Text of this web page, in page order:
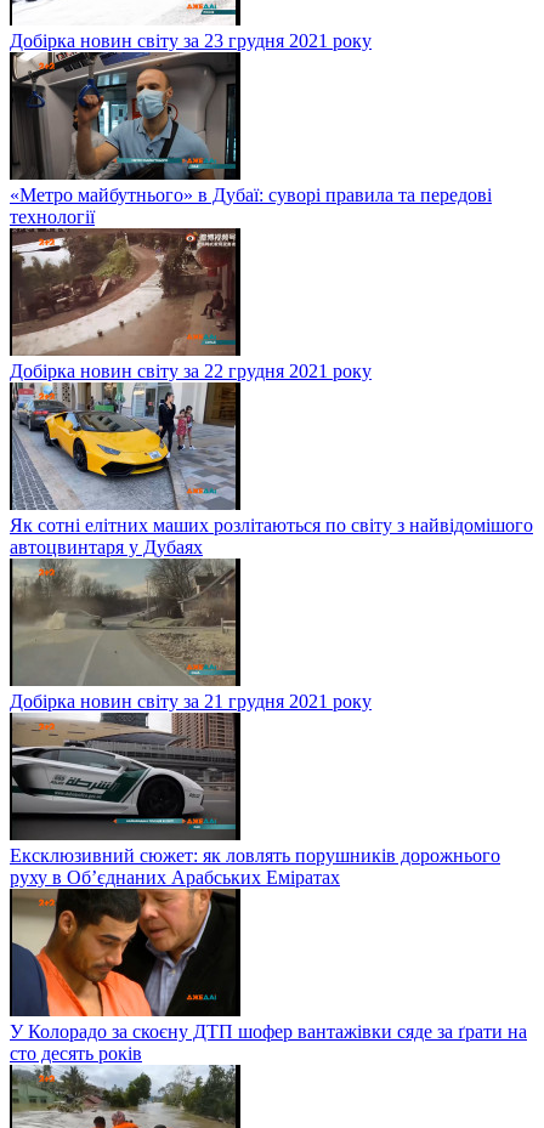
Добірка новин світу за 23 грудня 2021 року
«Метро майбутнього» в Дубаї: суворі правила та передові
технології
Добірка новин світу за 22 грудня 2021 року
Як сотні елітних маших розлітаються по світу з найвідомішого
автоцвинтаря у Дубаях
Добірка новин світу за 21 грудня 2021 року
Ексклюзивний сюжет: як ловлять порушників дорожнього
руху в Об’єднаних Арабських Еміратах
У Колорадо за скоєну ДТП шофер вантажівки сяде за ґрати на
сто десять років